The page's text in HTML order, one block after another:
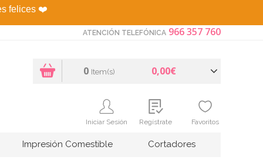
felices ❤️
ATENCIÓN TELEFÓNICA 966 357 760
0 Item(s) 0,00€
Iniciar Sesión Regístrate Favoritos
Impresión Comestible Cortadores